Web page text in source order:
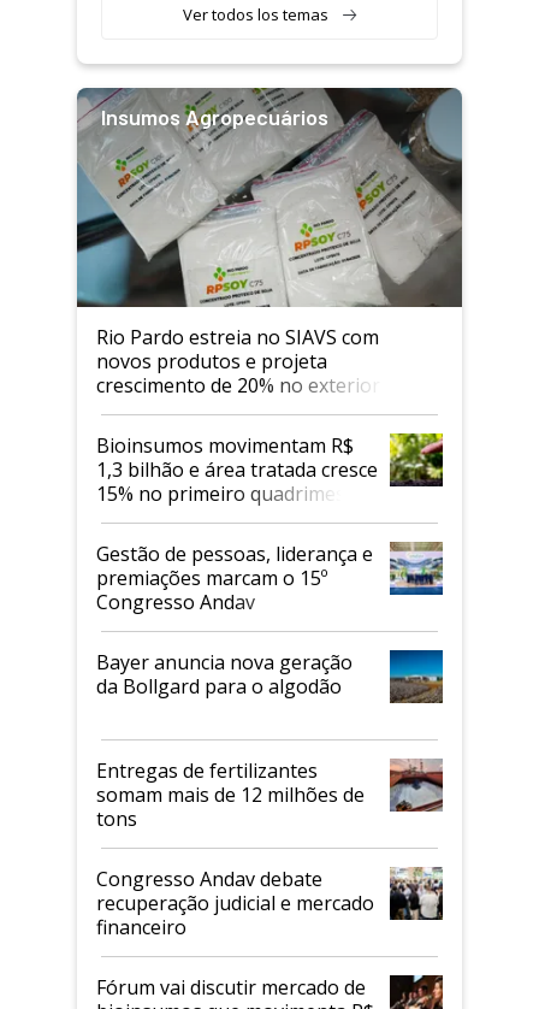
Ver todos los temas
Insumos Agropecuários
Rio Pardo estreia no SIAVS com
novos produtos e projeta
crescimento de 20% no exterior
Bioinsumos movimentam R$
1,3 bilhão e área tratada cresce
15% no primeiro quadrimestre
de 2026
Gestão de pessoas, liderança e
premiações marcam o 15º
Congresso Andav
Bayer anuncia nova geração
da Bollgard para o algodão
Entregas de fertilizantes
somam mais de 12 milhões de
tons
Congresso Andav debate
recuperação judicial e mercado
financeiro
Fórum vai discutir mercado de